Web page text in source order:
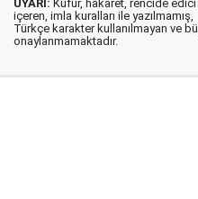
UYARI: Küfür, hakaret, rencide edici
içeren, imla kuralları ile yazılmamış,
Türkçe karakter kullanılmayan ve
onaylanmamaktadır.